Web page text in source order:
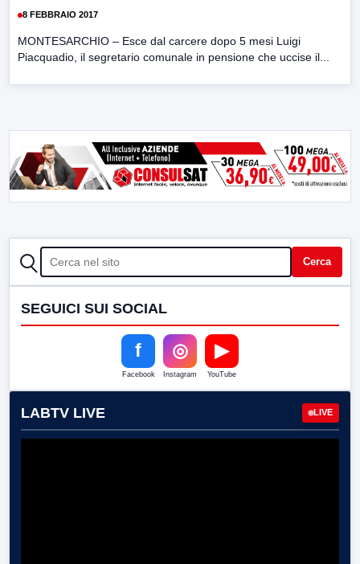
8 FEBBRAIO 2017
MONTESARCHIO – Esce dal carcere dopo 5 mesi Luigi
Piacquadio, il segretario comunale in pensione che uccise il...
CERCA Cerca
SEGUICI SUI SOCIAL
f
Facebook
◎
Instagram
▶
YouTube
LABTV LIVE LIVE